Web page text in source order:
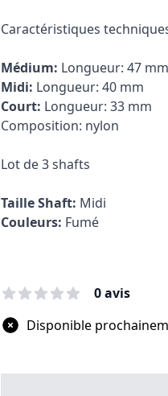
Description
Caractéristiques
Médium: Longueur: 47 mm
Midi: Longueur: 40 mm
Court: Longueur: 33 mm
Composition: nylon
Lot de 3 shafts
Taille Shaft: Midi
Couleurs: Fumé
0 avis
Disponible